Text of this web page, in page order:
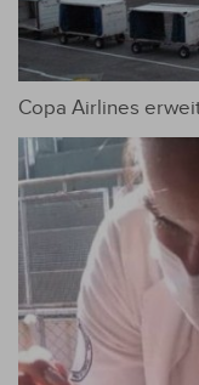
Copa Airlines